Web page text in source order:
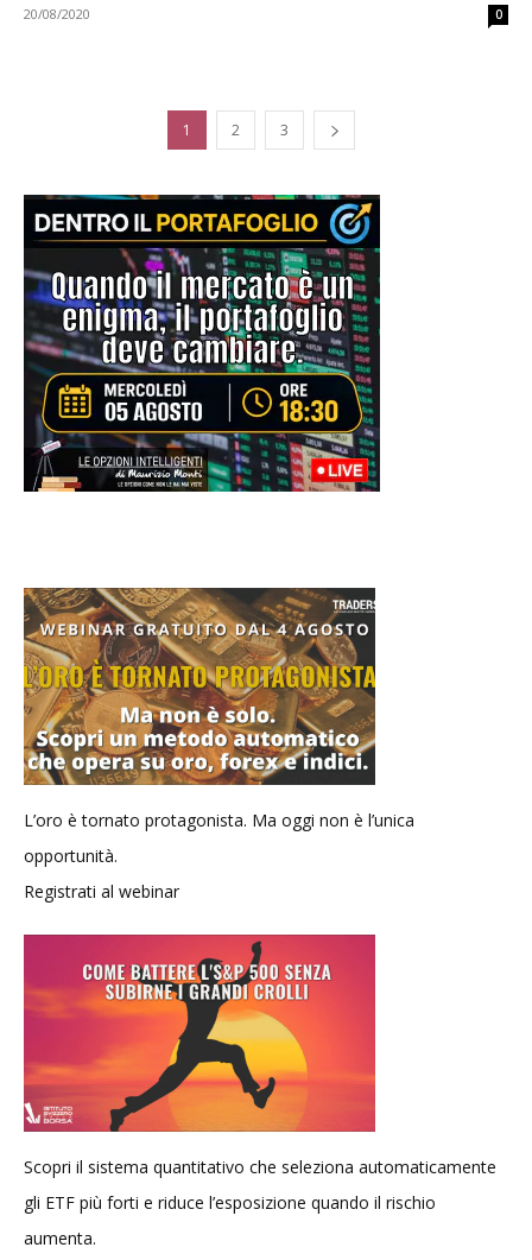
20/08/2020 0
1 2 3
L’oro è tornato protagonista. Ma oggi non è l’unica
opportunità.
Registrati al webinar
Scopri il sistema quantitativo che seleziona automaticamente
gli ETF più forti e riduce l’esposizione quando il rischio
aumenta.